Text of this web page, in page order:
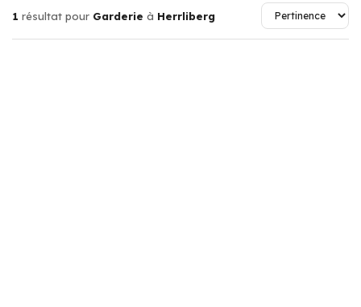
1 résultat pour Garderie à Herrliberg